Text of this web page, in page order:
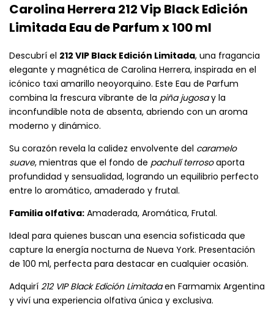
Carolina Herrera 212 Vip Black Edición
Limitada Eau de Parfum x 100 ml
Descubrí el 212 VIP Black Edición Limitada, una fragancia
elegante y magnética de Carolina Herrera, inspirada en el
icónico taxi amarillo neoyorquino. Este Eau de Parfum
combina la frescura vibrante de la piña jugosay la
inconfundible nota de absenta, abriendo con un aroma
moderno y dinámico.
Su corazón revela la calidez envolvente del caramelo
suave, mientras que el fondo de pachulí terrosoaporta
profundidad y sensualidad, logrando un equilibrio perfecto
entre lo aromático, amaderado y frutal.
Familia olfativa: Amaderada, Aromática, Frutal.
Ideal para quienes buscan una esencia sofisticada que
capture la energía nocturna de Nueva York. Presentación
de 100 ml, perfecta para destacar en cualquier ocasión.
Adquirí 212 VIP Black Edición Limitadaen Farmamix Argentina
y viví una experiencia olfativa única y exclusiva.